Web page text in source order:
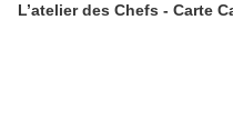
L’atelier des Chefs - Carte